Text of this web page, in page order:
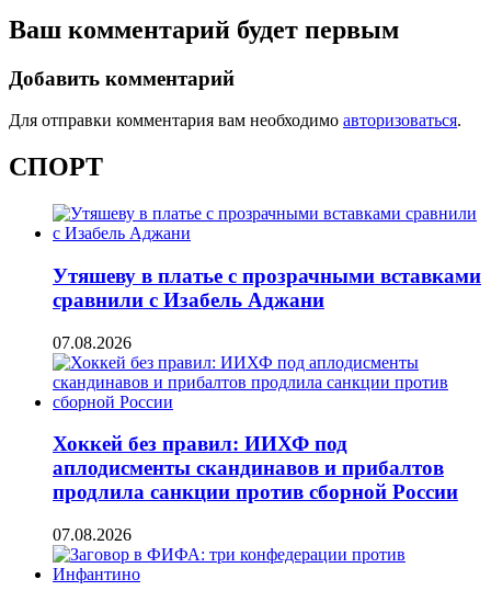
Ваш комментарий будет первым
Добавить комментарий
Для отправки комментария вам необходимо авторизоваться.
СПОРТ
Утяшеву в платье с прозрачными вставками
сравнили с Изабель Аджани
07.08.2026
Хоккей без правил: ИИХФ под
аплодисменты скандинавов и прибалтов
продлила санкции против сборной России
07.08.2026